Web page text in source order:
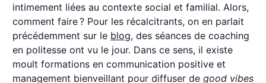
intimement liées au contexte social et familial. Alors,
comment faire ? Pour les récalcitrants, on en parlait
précédemment sur le blog, des séances de coaching
en politesse ont vu le jour. Dans ce sens, il existe
moult formations en communication positive et
management bienveillant pour diffuser de good vibes